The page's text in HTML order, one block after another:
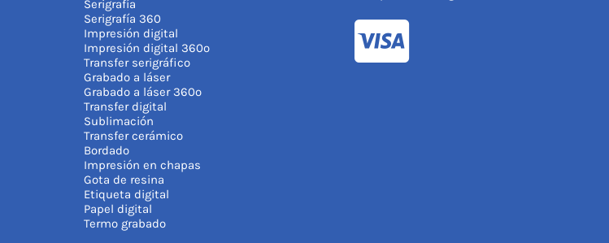
Serigrafía
Serigrafía 360
Impresión digital
Impresión digital 360º
Transfer serigráfico
Grabado a láser
Grabado a láser 360º
Transfer digital
Sublimación
Transfer cerámico
Bordado
Impresión en chapas
Gota de resina
Etiqueta digital
Papel digital
Termo grabado